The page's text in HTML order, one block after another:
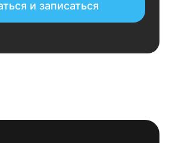
и записаться